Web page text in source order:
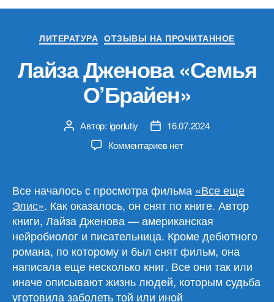
Рубрики
ЛИТЕРАТУРА ОТЗЫВЫ НА ПРОЧИТАННОЕ
Лайза Дженова «Семья
О’Брайен»
Автор
записи
Автор: igorlutiy
Дата16.07.2024
Комментариевк
Дженова
«Семья
О’Брайен»
нет
Все началось с просмотра фильма «Все еще
Элис». Как оказалось, он снят по книге. Автор
книги, Лайза Дженова — американская
нейробиолог и писательница. Кроме дебютного
романа, по которому и был снят фильм, она
написала еще несколько книг. Все они так или
иначе описывают жизнь людей, которым судьба
уготовила заболеть той или иной